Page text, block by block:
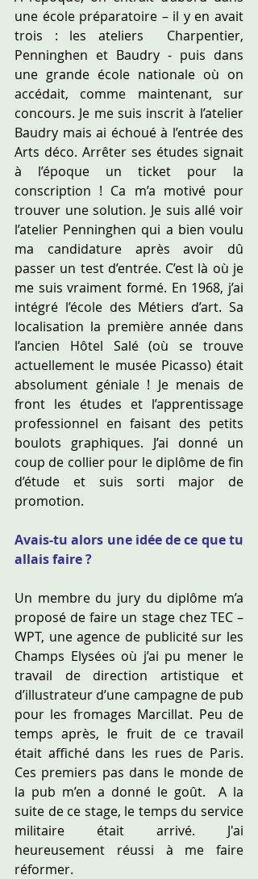
une école préparatoire – il y en avait
trois : les ateliers  Charpentier,
Penninghen et Baudry - puis dans
une grande école nationale où on
accédait, comme maintenant, sur
concours. Je me suis inscrit à l’atelier
Baudry mais ai échoué à l’entrée des
Arts déco. Arrêter ses études signait
à l’époque un ticket pour la
conscription ! Ca m’a motivé pour
trouver une solution. Je suis allé voir
l’atelier Penninghen qui a bien voulu
ma candidature après avoir dû
passer un test d’entrée. C’est là où je
me suis vraiment formé. En 1968, j’ai
intégré l’école des Métiers d’art. Sa
localisation la première année dans
l’ancien Hôtel Salé (où se trouve
actuellement le musée Picasso) était
absolument géniale ! Je menais de
front les études et l’apprentissage
professionnel en faisant des petits
boulots graphiques. J’ai donné un
coup de collier pour le diplôme de fin
d’étude et suis sorti major de
promotion.
Avais-tu alors une idée de ce que tu
allais faire ?
Un membre du jury du diplôme m’a
proposé de faire un stage chez TEC –
WPT, une agence de publicité sur les
Champs Elysées où j’ai pu mener le
travail de direction artistique et
d’illustrateur d’une campagne de pub
pour les fromages Marcillat. Peu de
temps après, le fruit de ce travail
était affiché dans les rues de Paris.
Ces premiers pas dans le monde de
la pub m’en a donné le goût.  A la
suite de ce stage, le temps du service
militaire était arrivé. J'ai
heureusement réussi à me faire
réformer.